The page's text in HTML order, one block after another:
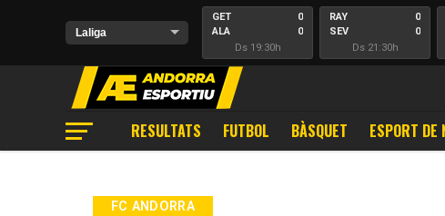
GET
ALA
0
0
Ds 19:30h
RAY
SEV
0
0
Ds 21:30h
RESULTATS FUTBOL BÀSQUET ESPORT DE
FC ANDORRA